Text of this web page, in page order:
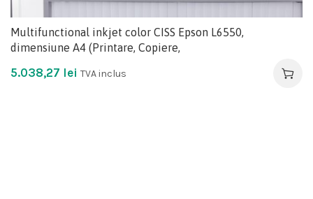
Multifunctional inkjet color CISS Epson L6550,
dimensiune A4 (Printare, Copiere,
5.038,27 lei TVA inclus